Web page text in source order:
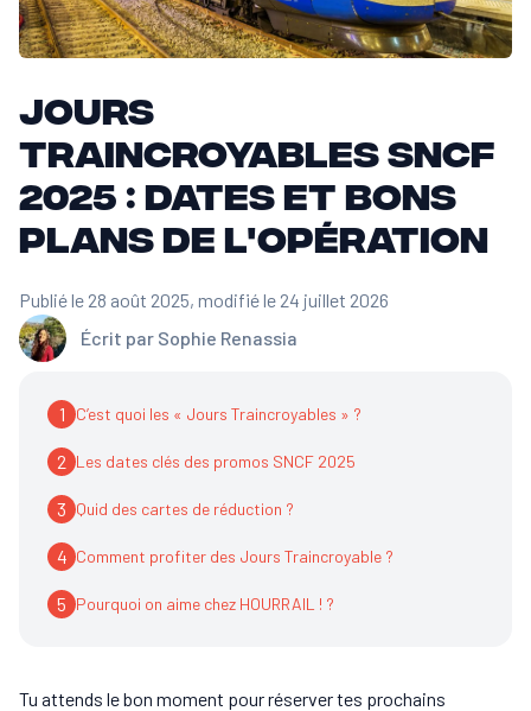
Jours
Traincroyables SNCF
2025 : dates et bons
plans de l'opération
Écrit par Sophie Renassia
Publié le 28 août 2025, modifié le 24 juillet 2026
1 C’est quoi les « Jours Traincroyables » ?
2 Les dates clés des promos SNCF 2025
3 Quid des cartes de réduction ?
4 Comment profiter des Jours Traincroyable ?
5 Pourquoi on aime chez HOURRAIL ! ?
Tu attends le bon moment pour réserver tes prochains